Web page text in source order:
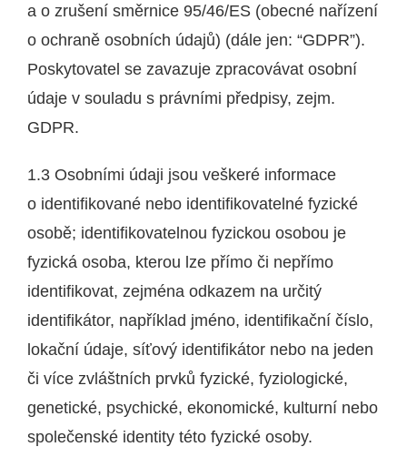
a o zrušení směrnice 95/46/ES (obecné nařízení
o ochraně osobních údajů) (dále jen: “GDPR”).
Poskytovatel se zavazuje zpracovávat osobní
údaje v souladu s právními předpisy, zejm.
GDPR.
1.3 Osobními údaji jsou veškeré informace
o identifikované nebo identifikovatelné fyzické
osobě; identifikovatelnou fyzickou osobou je
fyzická osoba, kterou lze přímo či nepřímo
identifikovat, zejména odkazem na určitý
identifikátor, například jméno, identifikační číslo,
lokační údaje, síťový identifikátor nebo na jeden
či více zvláštních prvků fyzické, fyziologické,
genetické, psychické, ekonomické, kulturní nebo
společenské identity této fyzické osoby.